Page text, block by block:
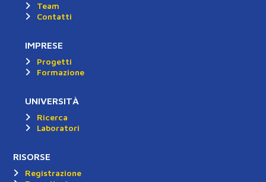
Team
Contatti
IMPRESE
Progetti
Formazione
UNIVERSITÀ
Ricerca
Laboratori
RISORSE
Registrazione